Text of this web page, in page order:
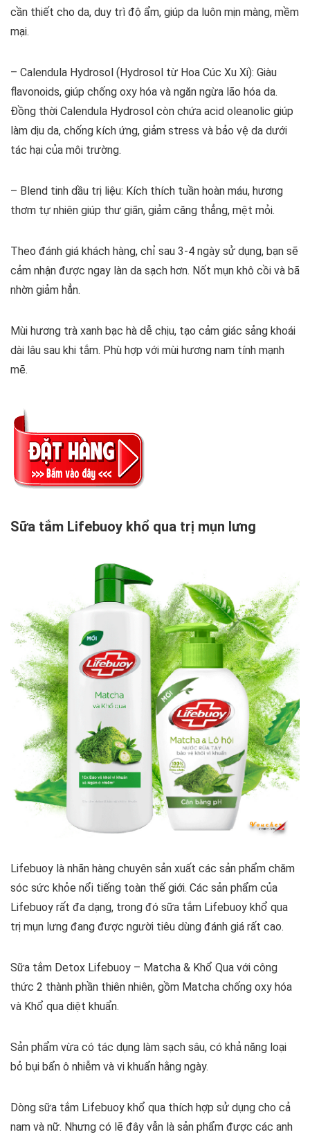
cần thiết cho da, duy trì độ ẩm, giúp da luôn mịn màng, mềm
mại.
– Calendula Hydrosol (Hydrosol từ Hoa Cúc Xu Xi): Giàu
flavonoids, giúp chống oxy hóa và ngăn ngừa lão hóa da.
Đồng thời Calendula Hydrosol còn chứa acid oleanolic giúp
làm dịu da, chống kích ứng, giảm stress và bảo vệ da dưới
tác hại của môi trường.
– Blend tinh dầu trị liệu: Kích thích tuần hoàn máu, hương
thơm tự nhiên giúp thư giãn, giảm căng thẳng, mệt mỏi.
Theo đánh giá khách hàng, chỉ sau 3-4 ngày sử dụng, bạn sẽ
cảm nhận được ngay làn da sạch hơn. Nốt mụn khô cồi và bã
nhờn giảm hẳn.
Mùi hương trà xanh bạc hà dễ chịu, tạo cảm giác sảng khoái
dài lâu sau khi tắm. Phù hợp với mùi hương nam tính mạnh
mẽ.
Sữa tắm Lifebuoy khổ qua trị mụn lưng
Lifebuoy là nhãn hàng chuyên sản xuất các sản phẩm chăm
sóc sức khỏe nổi tiếng toàn thế giới. Các sản phẩm của
Lifebuoy rất đa dạng, trong đó sữa tắm Lifebuoy khổ qua
trị mụn lưng đang được người tiêu dùng đánh giá rất cao.
Sữa tắm Detox Lifebuoy – Matcha & Khổ Qua với công
thức 2 thành phần thiên nhiên, gồm Matcha chống oxy hóa
và Khổ qua diệt khuẩn.
Sản phẩm vừa có tác dụng làm sạch sâu, có khả năng loại
bỏ bụi bẩn ô nhiễm và vi khuẩn hằng ngày.
Dòng sữa tắm Lifebuoy khổ qua thích hợp sử dụng cho cả
nam và nữ. Nhưng có lẽ đây vẫn là sản phẩm được các anh